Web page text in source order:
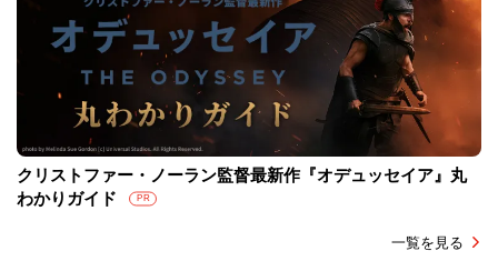
クリストファー・ノーラン監督最新作『オデュッセイア』丸
わかりガイド
PR
一覧を見る